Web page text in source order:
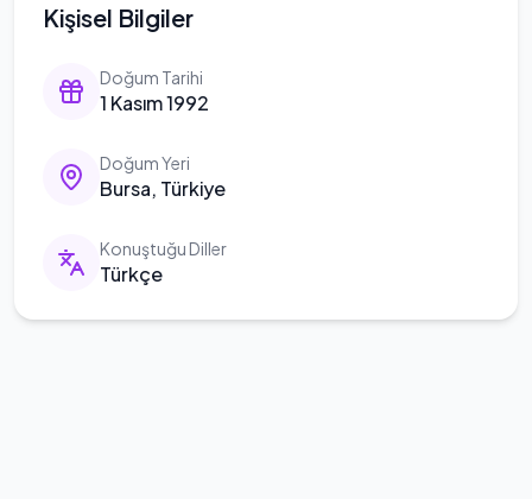
Kişisel Bilgiler
Doğum Tarihi
1 Kasım 1992
Doğum Yeri
Bursa, Türkiye
Konuştuğu Diller
Türkçe